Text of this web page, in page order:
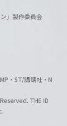
」製作委員会
・ST/講談社・N
THE ID